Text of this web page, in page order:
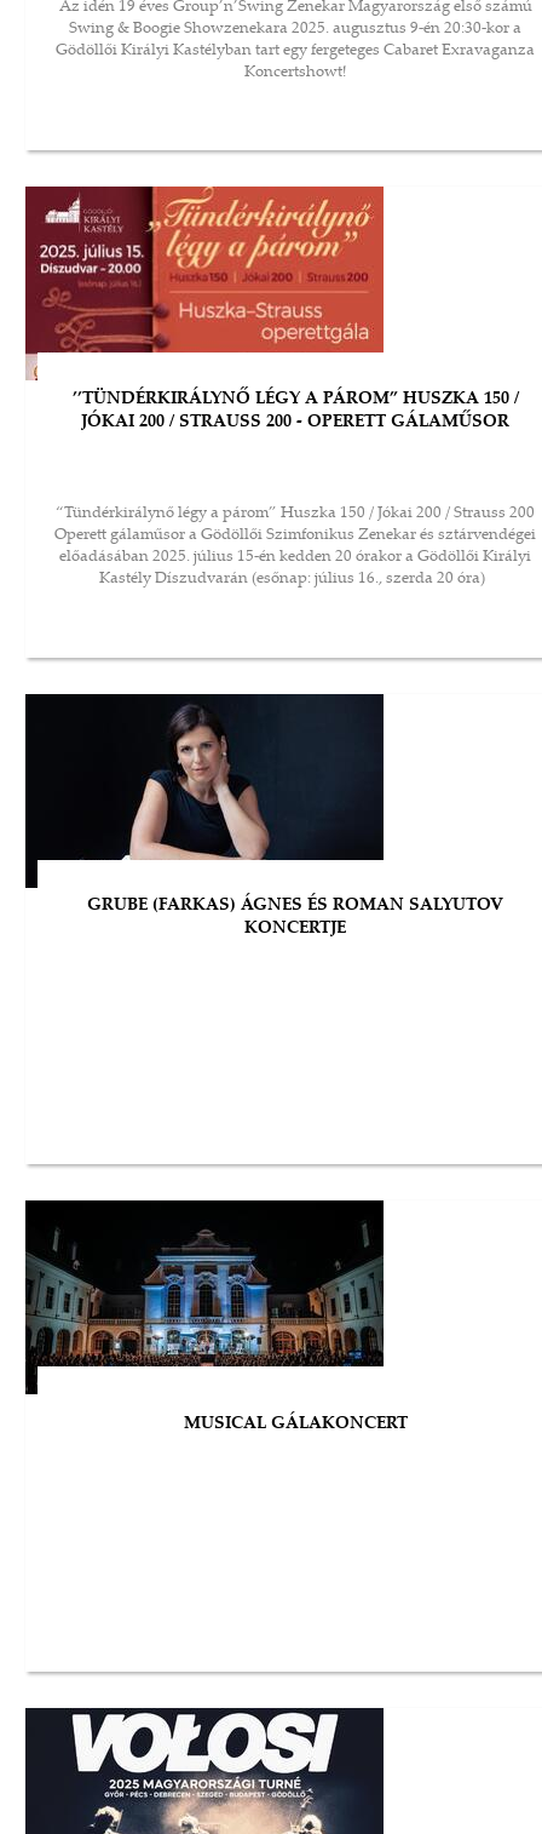
Az idén 19 éves Group’n’Swing Zenekar Magyarország első számú
Swing & Boogie Showzenekara 2025. augusztus 9-én 20:30-kor a
Gödöllői Királyi Kastélyban tart egy fergeteges Cabaret Exravaganza
Koncertshowt!
’’TÜNDÉRKIRÁLYNŐ LÉGY A PÁROM” HUSZKA 150 /
JÓKAI 200 / STRAUSS 200 - OPERETT GÁLAMŰSOR
“Tündérkirálynő légy a párom” Huszka 150 / Jókai 200 / Strauss 200
Operett gálaműsor a Gödöllői Szimfonikus Zenekar és sztárvendégei
előadásában 2025. július 15-én kedden 20 órakor a Gödöllői Királyi
Kastély Díszudvarán (esőnap: július 16., szerda 20 óra)
GRUBE (FARKAS) ÁGNES ÉS ROMAN SALYUTOV
KONCERTJE
MUSICAL GÁLAKONCERT